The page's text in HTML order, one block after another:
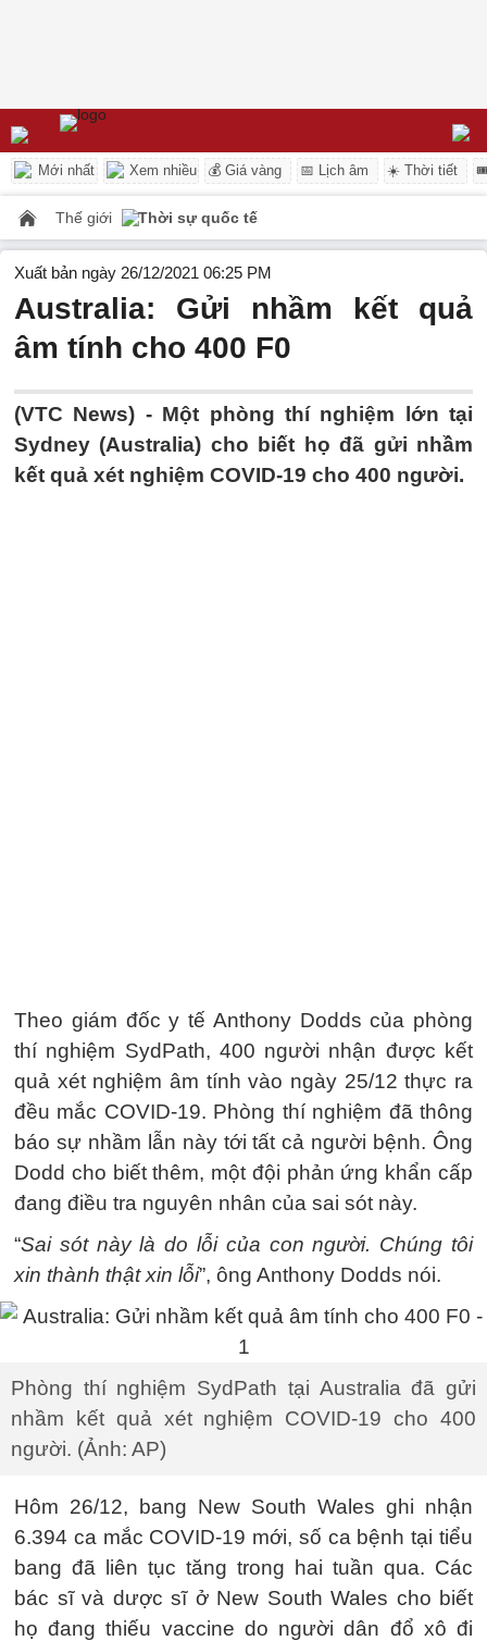
Mới nhất Xem nhiều 💰 Giá vàng 📅 Lịch âm ☀️ Thời tiết
Thế giới Thời sự quốc tế
Xuất bản ngày 26/12/2021 06:25 PM
Australia: Gửi nhầm kết quả
âm tính cho 400 F0
(VTC News) - Một phòng thí nghiệm lớn tại
Sydney (Australia) cho biết họ đã gửi nhầm
kết quả xét nghiệm COVID-19 cho 400 người.
Theo giám đốc y tế Anthony Dodds của phòng
thí nghiệm SydPath, 400 người nhận được kết
quả xét nghiệm âm tính vào ngày 25/12 thực ra
đều mắc COVID-19. Phòng thí nghiệm đã thông
báo sự nhầm lẫn này tới tất cả người bệnh. Ông
Dodd cho biết thêm, một đội phản ứng khẩn cấp
đang điều tra nguyên nhân của sai sót này.
“Sai sót này là do lỗi của con người. Chúng tôi
xin thành thật xin lỗi”, ông Anthony Dodds nói.
Phòng thí nghiệm SydPath tại Australia đã gửi
nhầm kết quả xét nghiệm COVID-19 cho 400
người. (Ảnh: AP)
Hôm 26/12, bang New South Wales ghi nhận
6.394 ca mắc COVID-19 mới, số ca bệnh tại tiểu
bang đã liên tục tăng trong hai tuần qua. Các
bác sĩ và dược sĩ ở New South Wales cho biết
họ đang thiếu vaccine do người dân đổ xô đi